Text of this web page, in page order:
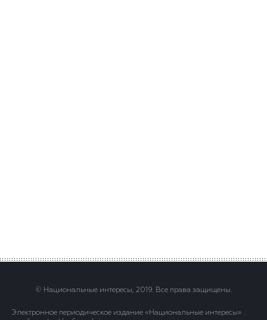
© Национальные интересы, 2019. Все права защищены.
Электронное периодическое издание «Национальные интересы» .